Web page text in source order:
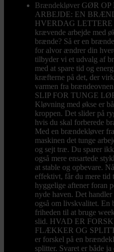
Brændekløver GØR OP
ARBEJDE: EN
HVERDAG LETTERE
krævende arbejde med
brænde? Så er en
for alvor ændrer din
tilbyder vi et udvalg af
med at spare tid og
kræfterne på det, der
varmen fra
SLIP FOR TUNGE
Kløvning med økse er
kroppen. Det slider på
hvis du skal forberede
Med en brændekløver
maskinen det tunge
og sejt træ. Du sparer
også mere ensartede
at stable og opbevare.
effektivt, får du mere tid
hyggelige aftener foran
nyde haven. Det
også om livskvalitet.
friheden til at bruge
slid. HVAD ER
FLÆKKER OG
er forskel på en
splitter. Svaret er både